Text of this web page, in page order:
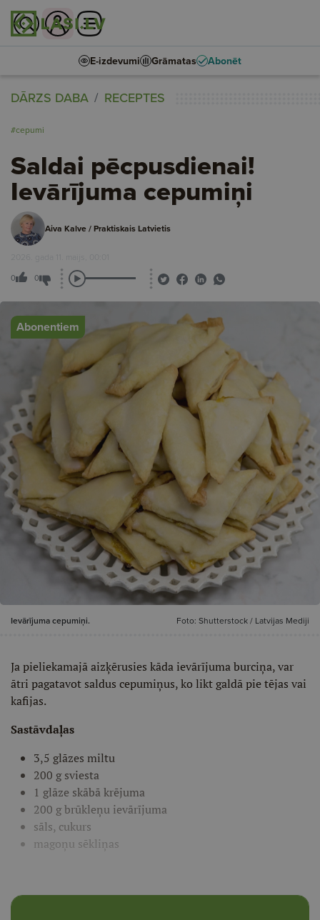
E-izdevumi Grāmatas Abonēt
DĀRZS DABA RECEPTES
#cepumi
Saldai pēcpusdienai!
Ievārījuma cepumiņi
Aiva Kalve / Praktiskais Latvietis
2026. gada 11. maijs, 00:01
0 0
Abonentiem
Ievārījuma cepumiņi. Foto: Shutterstock / Latvijas Mediji
Ja pieliekamajā aizķērusies kāda ievārījuma burciņa, var
ātri pagatavot saldus cepumiņus, ko likt galdā pie tējas vai
kafijas.
Sastāvdaļas
3,5 glāzes miltu
200 g sviesta
1 glāze skābā krējuma
200 g brūkleņu ievārījuma
sāls, cukurs
magoņu sēkliņas